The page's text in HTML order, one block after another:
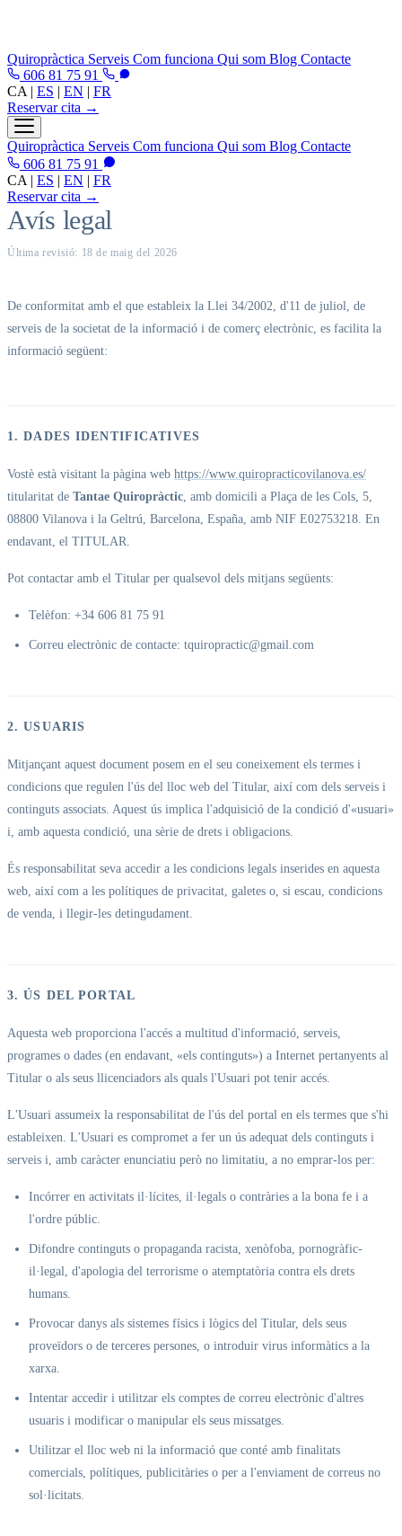
Quiropràctica Serveis Com funciona Qui som Blog Contacte
606 81 75 91
CA | ES | EN | FR
Reservar cita →
Quiropràctica Serveis Com funciona Qui som Blog Contacte
606 81 75 91
CA | ES | EN | FR
Reservar cita →
Avís legal
Última revisió: 18 de maig del 2026
De conformitat amb el que estableix la Llei 34/2002, d'11 de juliol, de
serveis de la societat de la informació i de comerç electrònic, es facilita la
informació següent:
1. DADES IDENTIFICATIVES
Vostè està visitant la pàgina web https://www.quiropracticovilanova.es/
titularitat de Tantae Quiropràctic, amb domicili a Plaça de les Cols, 5,
08800 Vilanova i la Geltrú, Barcelona, España, amb NIF E02753218. En
endavant, el TITULAR.
Pot contactar amb el Titular per qualsevol dels mitjans següents:
Telèfon: +34 606 81 75 91
Correu electrònic de contacte: tquiropractic@gmail.com
2. USUARIS
Mitjançant aquest document posem en el seu coneixement els termes i
condicions que regulen l'ús del lloc web del Titular, així com dels serveis i
continguts associats. Aquest ús implica l'adquisició de la condició d'«usuari»
i, amb aquesta condició, una sèrie de drets i obligacions.
És responsabilitat seva accedir a les condicions legals inserides en aquesta
web, així com a les polítiques de privacitat, galetes o, si escau, condicions
de venda, i llegir-les detingudament.
3. ÚS DEL PORTAL
Aquesta web proporciona l'accés a multitud d'informació, serveis,
programes o dades (en endavant, «els continguts») a Internet pertanyents al
Titular o als seus llicenciadors als quals l'Usuari pot tenir accés.
L'Usuari assumeix la responsabilitat de l'ús del portal en els termes que s'hi
estableixen. L'Usuari es compromet a fer un ús adequat dels continguts i
serveis i, amb caràcter enunciatiu però no limitatiu, a no emprar-los per:
Incórrer en activitats il·lícites, il·legals o contràries a la bona fe i a
l'ordre públic.
Difondre continguts o propaganda racista, xenòfoba, pornogràfic-
il·legal, d'apologia del terrorisme o atemptatòria contra els drets
humans.
Provocar danys als sistemes físics i lògics del Titular, dels seus
proveïdors o de terceres persones, o introduir virus informàtics a la
xarxa.
Intentar accedir i utilitzar els comptes de correu electrònic d'altres
usuaris i modificar o manipular els seus missatges.
Utilitzar el lloc web ni la informació que conté amb finalitats
comercials, polítiques, publicitàries o per a l'enviament de correus no
sol·licitats.